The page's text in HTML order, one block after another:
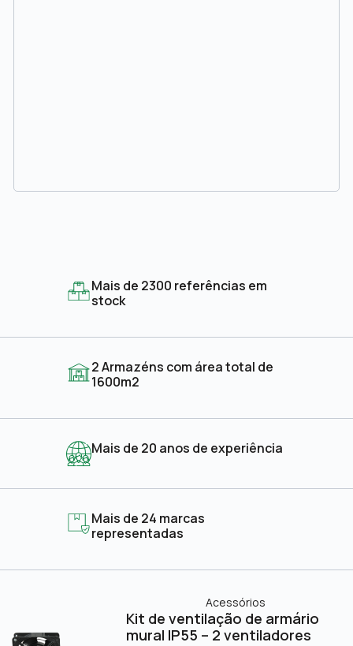
Mais de 2300 referências em
stock
2 Armazéns com área total de
1600m2
Mais de 20 anos de experiência
Mais de 24 marcas
representadas
Acessórios
Kit de ventilação de armário
mural IP55 – 2 ventiladores